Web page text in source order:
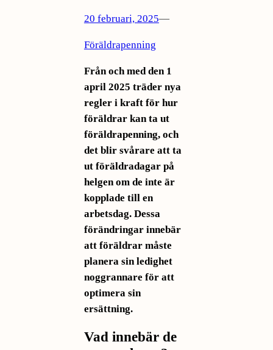
20 februari, 2025—
Föräldrapenning
Från och med den 1
april 2025 träder nya
regler i kraft för hur
föräldrar kan ta ut
föräldrapenning, och
det blir svårare att ta
ut föräldradagar på
helgen om de inte är
kopplade till en
arbetsdag. Dessa
förändringar innebär
att föräldrar måste
planera sin ledighet
noggrannare för att
optimera sin
ersättning.
Vad innebär de